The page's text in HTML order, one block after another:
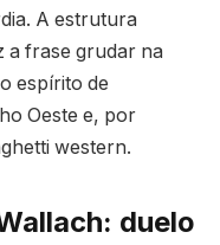
A estrutura
a frase grudar na
espírito de
Oeste e, por
western.
duelo